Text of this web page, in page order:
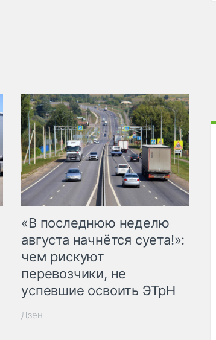
«В последнюю неделю
августа начнётся суета!»:
чем рискуют
перевозчики, не
успевшие освоить ЭТрН
Дзен